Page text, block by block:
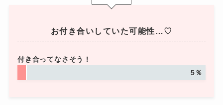
お付き合いしていた可能性…♡
付き合ってなさそう！
5％